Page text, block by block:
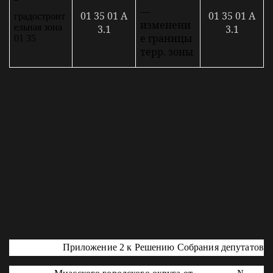
градостроит
ельная зона
01 35
01 35 01 А
3.1
изменени
е границы
терр. зоны
01 35 01 А
3.1
Приложение 2 к Решению Собрания депутатов